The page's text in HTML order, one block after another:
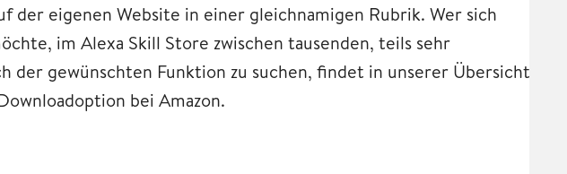
der eigenen Website in einer gleichnamigen Rubrik. Wer sich
im Alexa Skill Store zwischen tausenden, teils sehr
der gewünschten Funktion zu suchen, findet in unserer Übersicht
bei Amazon.